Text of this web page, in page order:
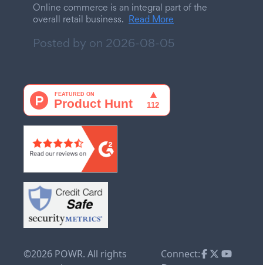
Online commerce is an integral part of the
overall retail business. Read More
Posted by on 2026-08-05
©2026 POWR. All rights
Connect: